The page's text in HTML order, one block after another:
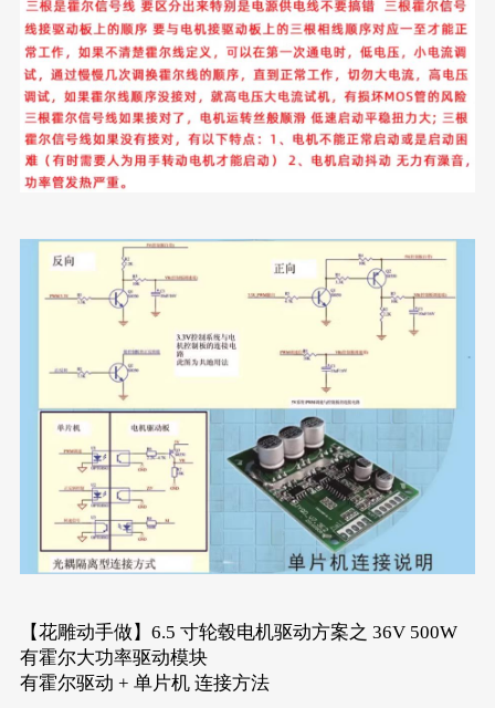
【花雕动手做】6.5 寸轮毂电机驱动方案之 36V 500W
有霍尔大功率驱动模块
有霍尔驱动 + 单片机 连接方法